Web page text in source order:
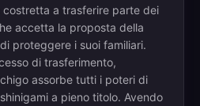
a trasferire parte dei
accetta la proposta della
proteggere i suoi familiari.
di trasferimento,
assorbe tutti i poteri di
a pieno titolo. Avendo